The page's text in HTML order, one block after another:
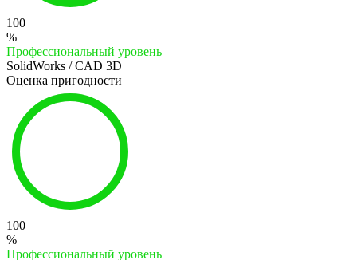
100
%
Профессиональный уровень
SolidWorks / CAD 3D
Оценка пригодности
100
%
Профессиональный уровень